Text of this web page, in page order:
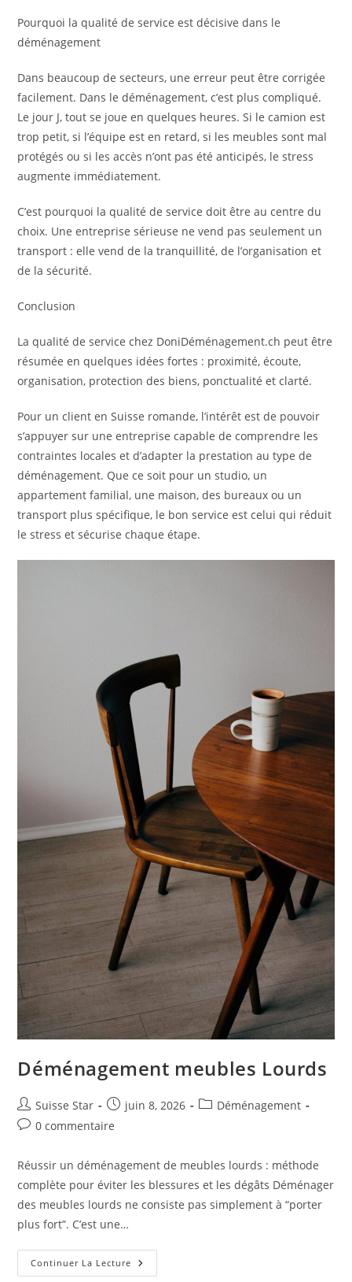
Pourquoi la qualité de service est décisive dans le
déménagement
Dans beaucoup de secteurs, une erreur peut être corrigée
facilement. Dans le déménagement, c’est plus compliqué.
Le jour J, tout se joue en quelques heures. Si le camion est
trop petit, si l’équipe est en retard, si les meubles sont mal
protégés ou si les accès n’ont pas été anticipés, le stress
augmente immédiatement.
C’est pourquoi la qualité de service doit être au centre du
choix. Une entreprise sérieuse ne vend pas seulement un
transport : elle vend de la tranquillité, de l’organisation et
de la sécurité.
Conclusion
La qualité de service chez DoniDéménagement.ch peut être
résumée en quelques idées fortes : proximité, écoute,
organisation, protection des biens, ponctualité et clarté.
Pour un client en Suisse romande, l’intérêt est de pouvoir
s’appuyer sur une entreprise capable de comprendre les
contraintes locales et d’adapter la prestation au type de
déménagement. Que ce soit pour un studio, un
appartement familial, une maison, des bureaux ou un
transport plus spécifique, le bon service est celui qui réduit
le stress et sécurise chaque étape.
Déménagement meubles Lourds
Auteur/autrice
de
Suisse Star
Publication
publiée :
juin 8, 2026
PostDéménagement
Commentaires
la
publication :
0 commentaire
Réussir un déménagement de meubles lourds : méthode
complète pour éviter les blessures et les dégâts Déménager
des meubles lourds ne consiste pas simplement à “porter
plus fort”. C’est une…
Continuer La Lecture Déménagement
Meubles